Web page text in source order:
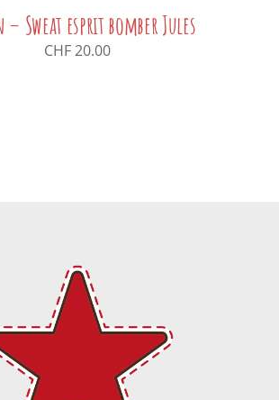
– Sweat esprit bomber Jules
CHF20.00